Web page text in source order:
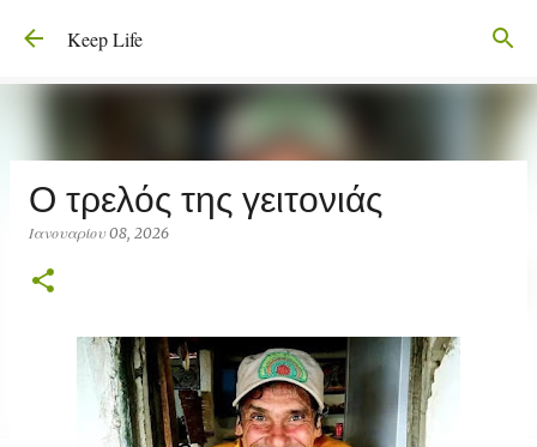
Μετάβαση στο κύριο περιεχόμενο
Keep Life
O τρελός της γειτονιάς
Ιανουαρίου 08, 2026